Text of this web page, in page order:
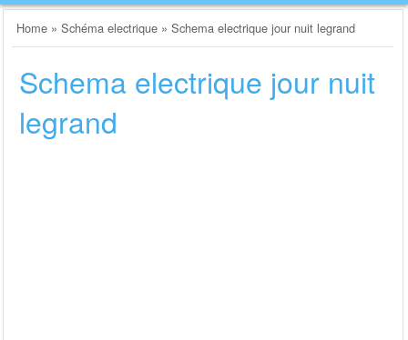
Home »Schéma electrique »Schema electrique jour nuit legrand
Schema electrique jour nuit
legrand